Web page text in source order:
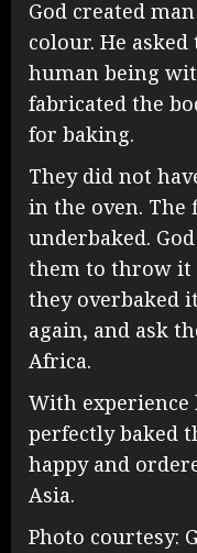
God created
colour. He
human being
fabricated the
for baking.
They did not
in the oven. The
underbaked.
them to throw it
they overbaked
again, and ask
Africa.
With experience
perfectly baked
happy and
Asia.
Photo courtesy: